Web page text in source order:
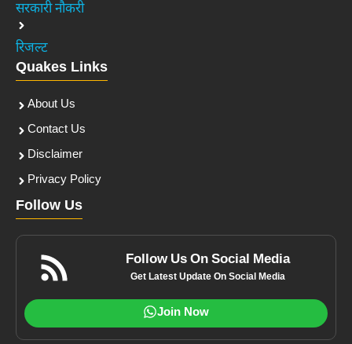
सरकारी नौकरी
रिजल्ट
Quakes Links
About Us
Contact Us
Disclaimer
Privacy Policy
Follow Us
Follow Us On Social Media
Get Latest Update On Social Media
Join Now